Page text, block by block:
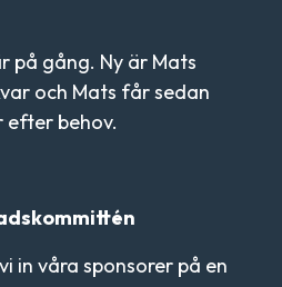
på gång. Ny är Mats
och Mats får sedan
efter behov.
in våra sponsorer på en